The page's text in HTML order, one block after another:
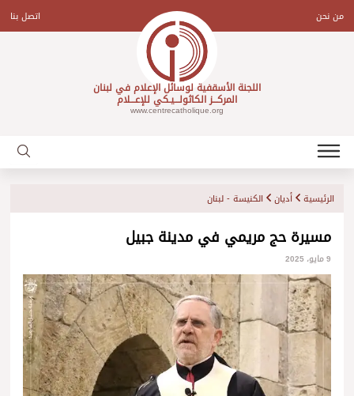
contentمن نحن اتصل بنا
اللجنة الأسقفية لوسائل الإعلام في لبنان
المركـــز الكاثولـــيـكي للإعـــلام
www.centrecatholique.org
الرئيسية أديان الكنيسة - لبنان
مسيرة حج مريمي في مدينة جبيل
9 مايو، 2025